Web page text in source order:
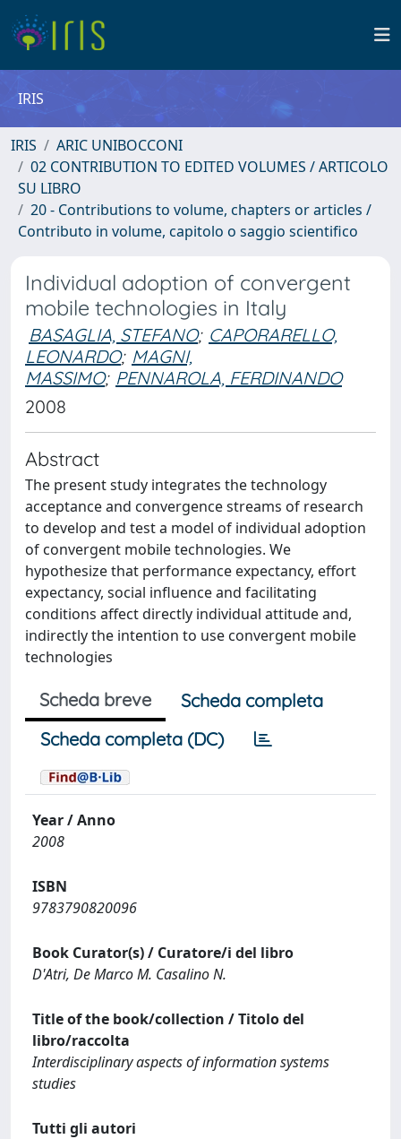
IRIS
IRIS
ARIC UNIBOCCONI
02 CONTRIBUTION TO EDITED VOLUMES / ARTICOLO
SU LIBRO
20 - Contributions to volume, chapters or articles /
Contributo in volume, capitolo o saggio scientifico
Individual adoption of convergent
mobile technologies in Italy
BASAGLIA, STEFANO; CAPORARELLO,
LEONARDO; MAGNI,
MASSIMO; PENNAROLA, FERDINANDO
2008
Abstract
The present study integrates the technology
acceptance and convergence streams of research
to develop and test a model of individual adoption
of convergent mobile technologies. We
hypothesize that performance expectancy, effort
expectancy, social influence and facilitating
conditions affect directly individual attitude and,
indirectly the intention to use convergent mobile
technologies
Scheda breve
Scheda completa
Scheda completa (DC)
Year / Anno
2008
ISBN
9783790820096
Book Curator(s) / Curatore/i del libro
D'Atri, De Marco M. Casalino N.
Title of the book/collection / Titolo del
libro/raccolta
Interdisciplinary aspects of information systems
studies
Tutti gli autori